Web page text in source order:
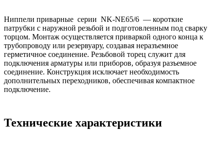
Ниппели приварные серии NK-NE65/6 — короткие
патрубки с наружной резьбой и подготовленным под сварку
торцом. Монтаж осуществляется приваркой одного конца к
трубопроводу или резервуару, создавая неразъемное
герметичное соединение. Резьбовой торец служит для
подключения арматуры или приборов, образуя разъемное
соединение. Конструкция исключает необходимость
дополнительных переходников, обеспечивая компактное
подключение.
Технические характеристики